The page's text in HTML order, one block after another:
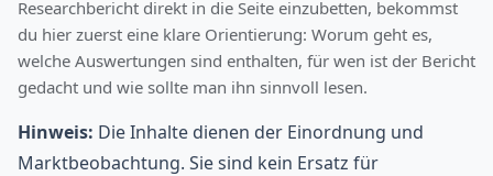
Researchbericht direkt in die Seite einzubetten, bekommst
du hier zuerst eine klare Orientierung: Worum geht es,
welche Auswertungen sind enthalten, für wen ist der Bericht
gedacht und wie sollte man ihn sinnvoll lesen.
Hinweis: Die Inhalte dienen der Einordnung und
Marktbeobachtung. Sie sind kein Ersatz für